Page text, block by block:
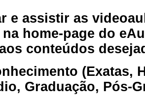
e assistir as
home-page do
conteúdos
(Exatas,
Graduação, Pós-